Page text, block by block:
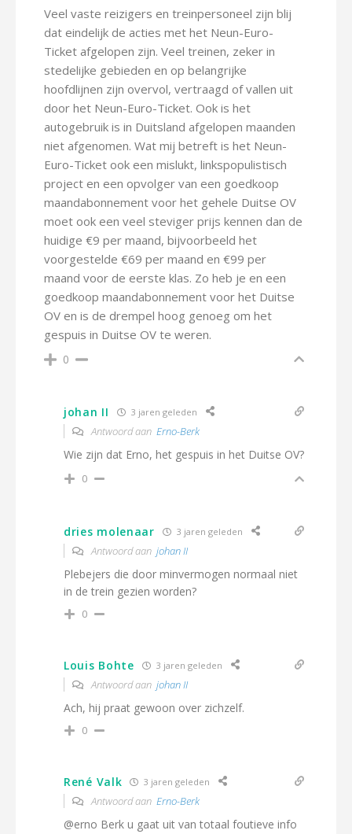
Veel vaste reizigers en treinpersoneel zijn blij
dat eindelijk de acties met het Neun-Euro-
Ticket afgelopen zijn. Veel treinen, zeker in
stedelijke gebieden en op belangrijke
hoofdlijnen zijn overvol, vertraagd of vallen uit
door het Neun-Euro-Ticket. Ook is het
autogebruik is in Duitsland afgelopen maanden
niet afgenomen. Wat mij betreft is het Neun-
Euro-Ticket ook een mislukt, linkspopulistisch
project en een opvolger van een goedkoop
maandabonnement voor het gehele Duitse OV
moet ook een veel steviger prijs kennen dan de
huidige €9 per maand, bijvoorbeeld het
voorgestelde €69 per maand en €99 per
maand voor de eerste klas. Zo heb je en een
goedkoop maandabonnement voor het Duitse
OV en is de drempel hoog genoeg om het
gespuis in Duitse OV te weren.
0
johan II 3 jaren geleden
Antwoord aan Erno-Berk
Wie zijn dat Erno, het gespuis in het Duitse OV?
0
dries molenaar 3 jaren geleden
Antwoord aan johan II
Plebejers die door minvermogen normaal niet
in de trein gezien worden?
0
Louis Bohte 3 jaren geleden
Antwoord aan johan II
Ach, hij praat gewoon over zichzelf.
0
René Valk 3 jaren geleden
Antwoord aan Erno-Berk
@erno Berk u gaat uit van totaal foutieve info